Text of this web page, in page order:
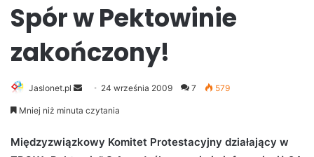
Spór w Pektowinie
zakończony!
Jaslonet.pl
d
24 września 2009 7 579
Mniej niż minuta czytania
Międzyzwiązkowy Komitet Protestacyjny działający w